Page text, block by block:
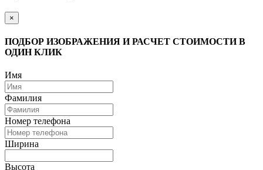
×
ПОДБОР ИЗОБРАЖЕНИЯ И РАСЧЕТ СТОИМОСТИ В
ОДИН КЛИК
Имя
Фамилия
Номер телефона
Ширина
Высота